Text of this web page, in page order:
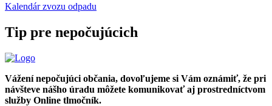
Kalendár zvozu odpadu
Tip pre nepočujúcich
Vážení nepočujúci občania, dovoľujeme si Vám oznámiť, že pri
návšteve nášho úradu môžete komunikovať aj prostredníctvom
služby Online tlmočník.